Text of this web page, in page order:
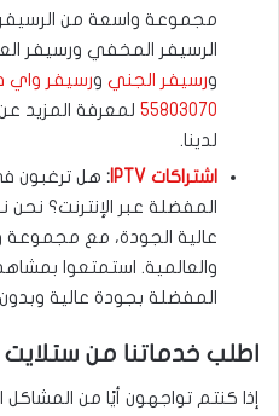
مجموعة واسعة من
الرسيفر المخفي ورسيفر
ورسيفر الجني ورسيفر واي
55803070 لمعرفة المزيد
لدينا.
اشتراكات IPTV
: هل ترغبون
عالية الجودة، مع مجموعة
والعالمية. استمتعوا
المفضلة بجودة عالية
اطلب خدماتنا من ستلايت
إذا كنتم تواجهون أيًا من